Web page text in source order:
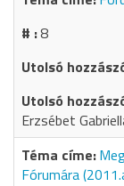
8
Erzsébet
Fórumára